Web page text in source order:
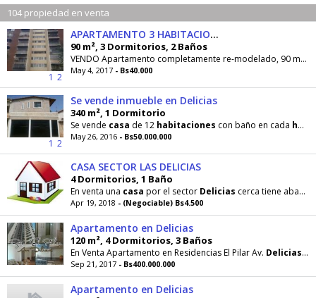
104 propiedad en venta
1 2
APARTAMENTO 3 HABITACIONES 2 BAÑOS
90 m², 3 Dormitorios, 2 Baños
VENDO Apartamento completamente re-modelado, 90 mts2, 3
May 4, 2017 - Bs40.000
1 2
Se vende inmueble en Delicias
340 m², 1 Dormitorio
Se vende casa de 12 habitaciones con baño en cada habitación
May 26, 2016 - Bs50.000.000
CASA SECTOR LAS DELICIAS
4 Dormitorios, 1 Baño
En venta una casa por el sector Delicias cerca tiene abasto licorería la
Apr 19, 2018 - (Negociable) Bs4.500
Apartamento en Delicias
120 m², 4 Dormitorios, 3 Baños
En Venta Apartamento en Residencias El Pilar Av. Delicias
Sep 21, 2017 - Bs400.000.000
Apartamento en Delicias